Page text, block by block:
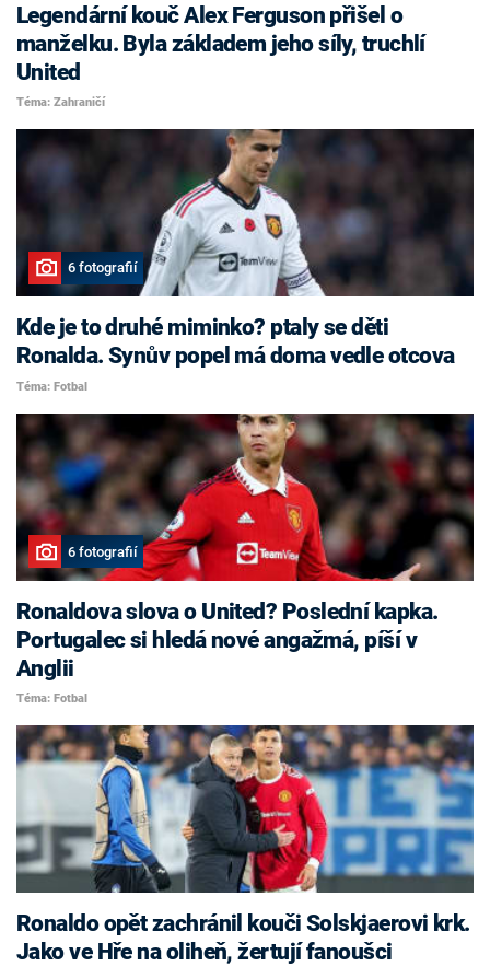
Legendární kouč Alex Ferguson přišel o
manželku. Byla základem jeho síly, truchlí
United
Téma: Zahraničí
6 fotografií
Kde je to druhé miminko? ptaly se děti
Ronalda. Synův popel má doma vedle otcova
Téma: Fotbal
6 fotografií
Ronaldova slova o United? Poslední kapka.
Portugalec si hledá nové angažmá, píší v
Anglii
Téma: Fotbal
Ronaldo opět zachránil kouči Solskjaerovi krk.
Jako ve Hře na oliheň, žertují fanoušci